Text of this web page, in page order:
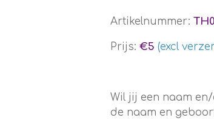
Artikelnummer:
Prijs: €5 (excl
Wil jij een naam
de naam en